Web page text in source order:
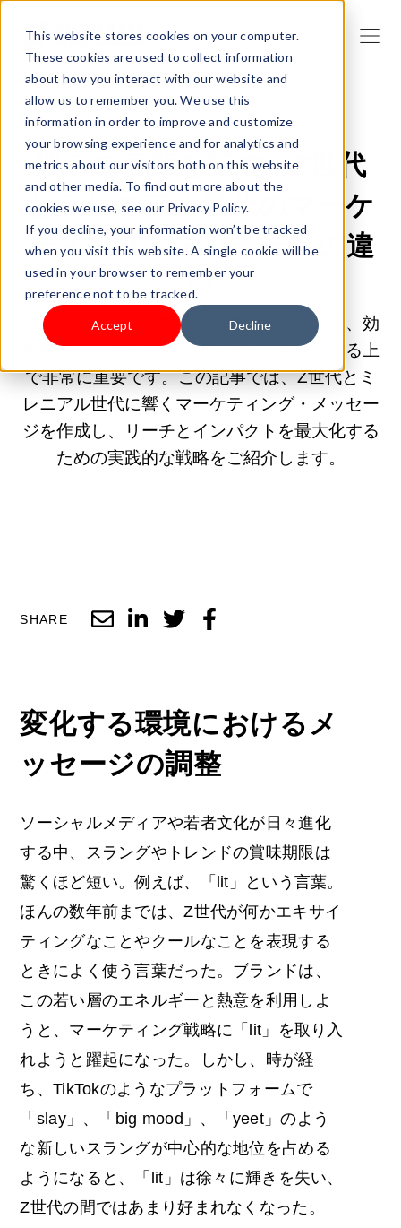
This website stores cookies on your computer.
These cookies are used to collect information
about how you interact with our website and
allow us to remember you. We use this
information in order to improve and customize
your browsing experience and for analytics and
metrics about our visitors both on this website
and other media. To find out more about the
cookies we use, see our Privacy Policy.
If you decline, your information won’t be tracked
when you visit this website. A single cookie will be
used in your browser to remember your
preference not to be tracked.
Accept Decline
2025/03/05 20:34:53 |製品の販売
彼らの言葉を話す：Z世代
とミレニアル世代のマーケ
ティング・メッセージの違
い
異なる世代のニュアンスを理解することは、効
果的なマーケティングメッセージを作成する上
で非常に重要です。この記事では、Z世代とミ
レニアル世代に響くマーケティング・メッセー
ジを作成し、リーチとインパクトを最大化する
ための実践的な戦略をご紹介します。
SHARE
変化する環境におけるメ
ッセージの調整
ソーシャルメディアや若者文化が日々進化
する中、スラングやトレンドの賞味期限は
驚くほど短い。例えば、「lit」という言葉。
ほんの数年前までは、Z世代が何かエキサイ
ティングなことやクールなことを表現する
ときによく使う言葉だった。ブランドは、
この若い層のエネルギーと熱意を利用しよ
うと、マーケティング戦略に「lit」を取り入
れようと躍起になった。しかし、時が経
ち、TikTokのようなプラットフォームで
「slay」、「big mood」、「yeet」のよう
な新しいスラングが中心的な地位を占める
ようになると、「lit」は徐々に輝きを失い、
Z世代の間ではあまり好まれなくなった。